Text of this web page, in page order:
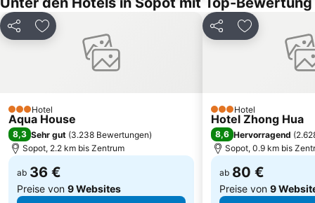
Wyspa Sobieszewska
Ergo Arena
Łostowice
Jastarnia open sea beach
Stadion Energa Gdańsk
Goldenes Tor - Langgasser Tor
Dom Zdrojowy
Plaża Orłowo
Wrzeszcz Górny
Teilen Zu Favoriten hinzufügen
3 Sterne
Hotel
Aqua House
8,3 Sehr gut (3.238 Bewertungen)
Sopot, 2.2 km bis Zentrum
ab 36 €
Preise von 9 Websites
Teilen Zu Favoriten
3 Sterne
Hotel
Hotel Zhong Hua
8,6 Hervorragend (
Sopot, 0.9 km bis
ab 80 €
Preise von 9